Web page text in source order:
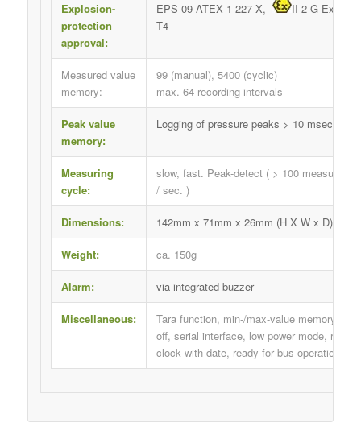
Explosion-
protection
approval:
EPS 09 ATEX 1 227 X,
II 2 G Ex ib
T4
Measured value
memory:
99 (manual), 5400 (cyclic)
max. 64 recording intervals
Peak value
memory:
Logging of pressure peaks > 10 msec.
Measuring
cycle:
slow, fast. Peak-detect ( > 100
/ sec. )
Dimensions: 142mm x 71mm x 26mm (H X W x D)
Weight: ca. 150g
Alarm: via integrated buzzer
Miscellaneous:
Tara function, min-/max-value memory,
off, serial interface, low power mode, real
clock with date, ready for bus operation